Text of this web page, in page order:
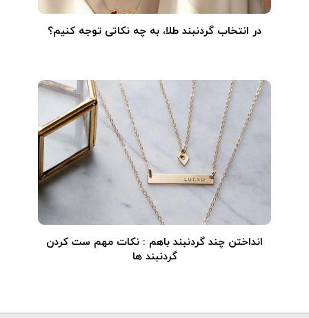
در انتخاب گردنبند طلا‌، به چه نکاتی توجه کنیم؟
انداختن چند گردنبند باهم : نکات مهم ست کردن
گردنبند ها